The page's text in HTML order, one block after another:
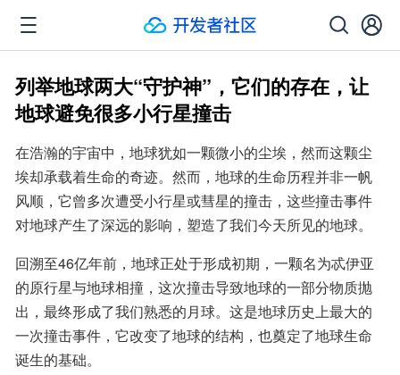
列举地球两大“守护神”，它们的存在，让
地球避免很多小行星撞击
在浩瀚的宇宙中，地球犹如一颗微小的尘埃，然而这颗尘
埃却承载着生命的奇迹。然而，地球的生命历程并非一帆
风顺，它曾多次遭受小行星或彗星的撞击，这些撞击事件
对地球产生了深远的影响，塑造了我们今天所见的地球。
回溯至46亿年前，地球正处于形成初期，一颗名为忒伊亚
的原行星与地球相撞，这次撞击导致地球的一部分物质抛
出，最终形成了我们熟悉的月球。这是地球历史上最大的
一次撞击事件，它改变了地球的结构，也奠定了地球生命
诞生的基础。